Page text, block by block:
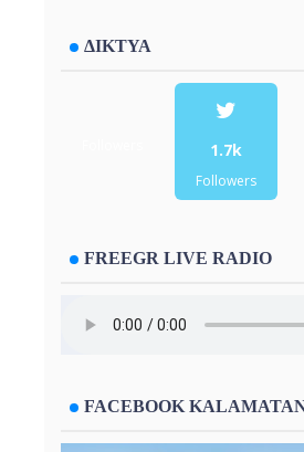
ΔΙΚΤΥΑ
1.7k
Followers
FREEGR LIVE RADIO
FACEBOOK